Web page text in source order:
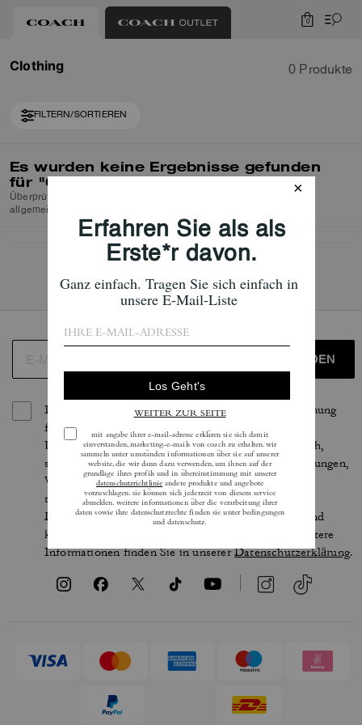
0
Clothing 0 Produkte
FILTERN/SORTIEREN
Es wurden keine Ergebnisse gefunden
für "Clothing"
Überprüfen Sie die Rechtschreibung oder verwenden Sie einen
allgemeineren Suchbegriff und versuchen Sie es erneut.
ANMELDEN
Indem Sie sich anmelden, erteilen Sie Ihre Zustimmung
für den Erhalt von E-Mails über die neuesten
Kollektionen, Angebote und Neuigkeiten von Coach,
sowie Informationen darüber, wie Sie an Veranstaltungen,
Wettbewerben oder Werbekampagnen von Coach
teilnehmen können. Im Rahmen der geltenden
Datenschutzgesetze haben Sie bestimmte Rechte und
können Ihre Einwilligung jederzeit widerrufen. Weitere
Informationen finden Sie in unsererDatenschutzerklärung.